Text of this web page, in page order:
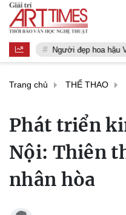
Người đẹp hoa hậu
Trang chủ THỂ THAO
Phát triển
Nội: Thiên
nhân hòa